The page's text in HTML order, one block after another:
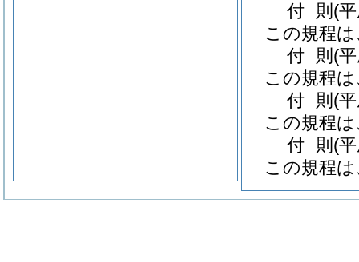
付 則 (
この規程
付 則 (
この規程
付 則 (
この規程
付 則 (
この規程